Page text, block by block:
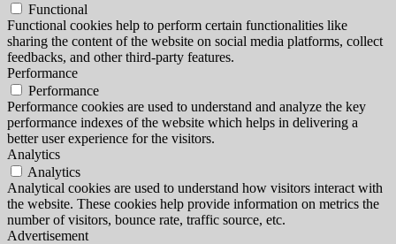
Functional
Functional cookies help to perform certain functionalities like
sharing the content of the website on social media platforms, collect
feedbacks, and other third-party features.
Performance
Performance
Performance cookies are used to understand and analyze the key
performance indexes of the website which helps in delivering a
better user experience for the visitors.
Analytics
Analytics
Analytical cookies are used to understand how visitors interact with
the website. These cookies help provide information on metrics the
number of visitors, bounce rate, traffic source, etc.
Advertisement